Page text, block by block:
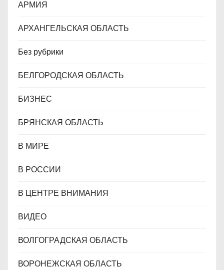
м
АРМИЯ
АРХАНГЕЛЬСКАЯ ОБЛАСТЬ
Без рубрики
БЕЛГОРОДСКАЯ ОБЛАСТЬ
БИЗНЕС
БРЯНСКАЯ ОБЛАСТЬ
В МИРЕ
В РОССИИ
В ЦЕНТРЕ ВНИМАНИЯ
ВИДЕО
ВОЛГОГРАДСКАЯ ОБЛАСТЬ
ВОРОНЕЖСКАЯ ОБЛАСТЬ